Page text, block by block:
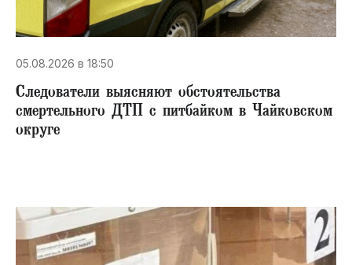
05.08.2026 в 18:50
Следователи выясняют обстоятельства
смертельного ДТП с питбайком в Чайковском
округе